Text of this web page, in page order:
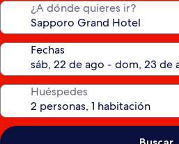
¿A dónde quieres ir?
Fechas
Huéspedes